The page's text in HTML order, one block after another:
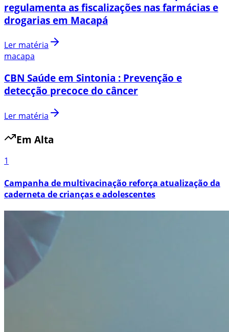
regulamenta as fiscalizações nas farmácias e
drogarias em Macapá
Ler matéria
macapa
CBN Saúde em Sintonia : Prevenção e
detecção precoce do câncer
Ler matéria
Em Alta
1
Campanha de multivacinação reforça atualização da
caderneta de crianças e adolescentes